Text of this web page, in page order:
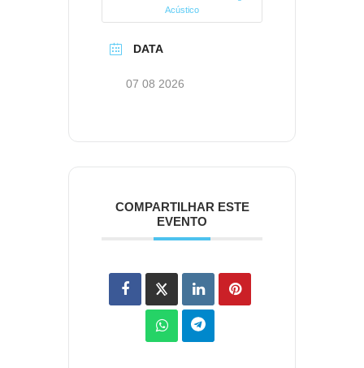
Acústico
DATA
07 08 2026
COMPARTILHAR ESTE
EVENTO